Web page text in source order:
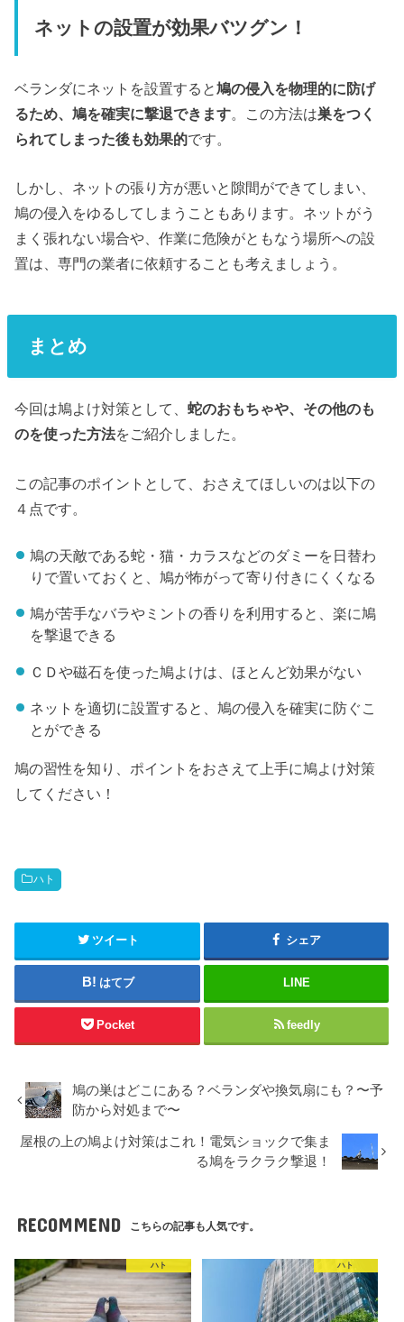
ネットの設置が効果バツグン！
ベランダにネットを設置すると鳩の侵入を物理的に防げ
るため、鳩を確実に撃退できます。この方法は巣をつく
られてしまった後も効果的です。
しかし、ネットの張り方が悪いと隙間ができてしまい、
鳩の侵入をゆるしてしまうこともあります。ネットがう
まく張れない場合や、作業に危険がともなう場所への設
置は、専門の業者に依頼することも考えましょう。
まとめ
今回は鳩よけ対策として、蛇のおもちゃや、その他のも
のを使った方法をご紹介しました。
この記事のポイントとして、おさえてほしいのは以下の
４点です。
鳩の天敵である蛇・猫・カラスなどのダミーを日替わ
りで置いておくと、鳩が怖がって寄り付きにくくなる
鳩が苦手なバラやミントの香りを利用すると、楽に鳩
を撃退できる
ＣＤや磁石を使った鳩よけは、ほとんど効果がない
ネットを適切に設置すると、鳩の侵入を確実に防ぐこ
とができる
鳩の習性を知り、ポイントをおさえて上手に鳩よけ対策
してください！
ハト
ツイート シェア
はてブ LINE
Pocket feedly
鳩の巣はどこにある？ベランダや換気扇にも？〜予
防から対処まで〜
屋根の上の鳩よけ対策はこれ！電気ショックで集ま
る鳩をラクラク撃退！
RECOMMEND こちらの記事も人気です。
ハト ハト